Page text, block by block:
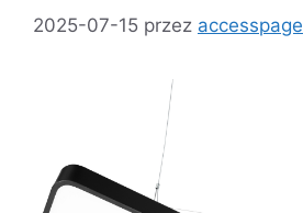
2025-07-15 przez accesspage